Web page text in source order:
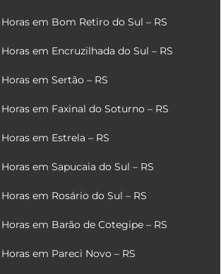
em Bom Retiro do Sul – RS
em Encruzilhada do Sul – RS
em Sertão – RS
em Faxinal do Soturno – RS
em Estrela – RS
em Sapucaia do Sul – RS
em Rosário do Sul – RS
em Barão de Cotegipe – RS
em Pareci Novo – RS